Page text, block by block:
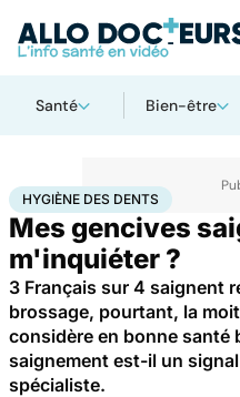
Santé Bien-être
AccueilSantéHygiène des dents
HYGIÈNE DES DENTS
Mes gencives
m'inquiéter ?
3 Français sur 4 saignent
brossage, pourtant, la
considère en bonne santé
saignement est-il un
spécialiste.